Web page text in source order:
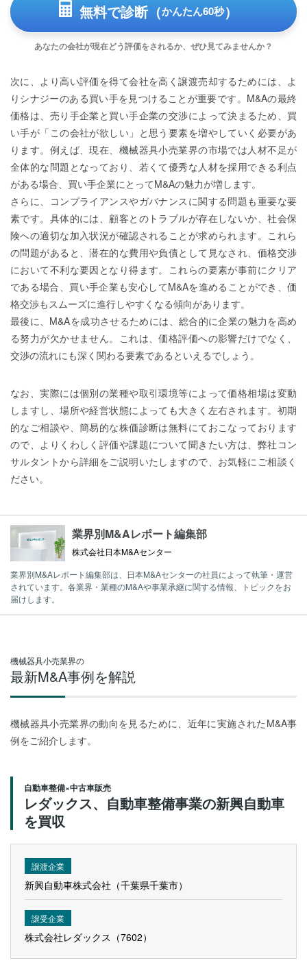
無料で診断（かんたん60秒）
あなたの会社が現在どう評価をされるか、ぜひ見てみませんか？
次に、より高い評価を得て会社を高く譲渡売却するためには、よ
りシナジーのある買い手を見つけることが重要です。M&Aの最終
価格は、売り手企業と買い手企業の交渉によって決まるため、買
い手が「この会社が欲しい」と思う要素を増やしていく必要があ
ります。例えば、現在、機械器具小売業界の市場では人材不足が
全体的な問題となっており、若くて優秀な人材を採用できる利点
がある場合、買い手企業にとってM&Aの魅力が増します。
さらに、コンプライアンスやガバナンスに関する問題も重要な要
素です。具体的には、顧客とのトラブルが存在しないか、社会保
険への適切な加入状況が確認されることが求められます。これら
の問題があると、潜在的な費用や負債として見なされ、価格交渉
において不利な要因となり得ます。これらの要素が事前にクリア
である場合、買い手企業も安心してM&Aを進めることができ、価
格交渉もスムーズに進行しやすくなる傾向があります。
最後に、M&Aを成功させるためには、総合的に企業の魅力を高め
る努力が欠かせません。これは、価格評価への影響だけでなく、
交渉の流れにも深く関わる要素であるといえるでしょう。
なお、実際には個別の業種や取引環境等によって価格相場は変動
しますし、場所や経営状態によっても大きく左右されます。初期
的なご相談や、簡易的な株価診断は無料にておこなっております
ので、よりくわしく評価や課題について聞きたい方は、弊社コン
サルタントから詳細をご説明いたしますので、お気軽にご相談く
ださい。
業界別M&Aレポート編集部
株式会社日本M&Aセンター
業界別M&Aレポート編集部は、日本M&Aセンターの社員によって執筆・運営
されています。各業界・業種のM&Aや事業承継に関する情報、トピックをお
届けします。
機械器具小売業界の
最新M&A事例を解説
機械器具小売業界の動向を見るために、近年に実施されたM&A事
例をご紹介します。
自動車整備×中古車販売
レダックス、自動車整備事業の新興自動車
を買収
譲渡企業
新興自動車株式会社（千葉県千葉市）
譲受企業
株式会社レダックス（7602）